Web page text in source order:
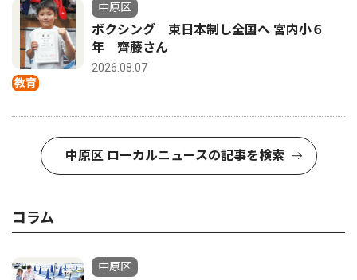
教育
中原区
ボクシング 東日本制し全国へ 宮内小６
年 齊藤さん
2026.08.07
中原区 ローカルニュースの記事を検索
コラム
中原区